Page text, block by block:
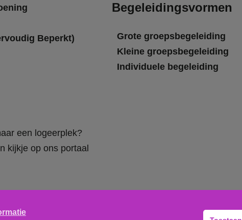
Beperkt)
een logeerplek?
kijkje op ons portaal
Begeleidingsvormen
Grote groepsbegeleiding
Kleine groepsbegeleiding
Individuele begeleiding